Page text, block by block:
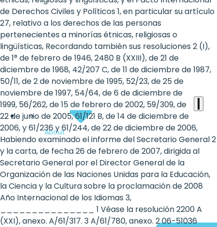
heart
of
the
international
agenda
About
de Derechos Civiles y Políticos 1, en particular su artículo
27, relativo a los derechos de las personas
pertenecientes a minorías étnicas, religiosas o
lingüísticas, Recordando también sus resoluciones 2 (I),
de 1° de febrero de 1946, 2480 B (XXIII), de 21 de
diciembre de 1968, 42/207 C, de 11 de diciembre de 1987,
50/11, de 2 de noviembre de 1995, 52/23, de 25 de
noviembre de 1997, 54/64, de 6 de diciembre de
1999, 56/262, de 15 de febrero de 2002, 59/309, de
22 de junio de 2005, 61/121 B, de 14 de diciembre de
2006, y 61/236 y 61/244, de 22 de diciembre de 2006,
Habiendo examinado el informe del Secretario General 2
y la carta, de fecha 26 de febrero de 2007, dirigida al
Secretario General por el Director General de la
Organización de las Naciones Unidas para la Educación,
la Ciencia y la Cultura sobre la proclamación de 2008
Año Internacional de los Idiomas 3,
_______________ 1 Véase la resolución 2200 A
(XXI), anexo. A/61/317. 3 A/61/780, anexo. 2 06-51036